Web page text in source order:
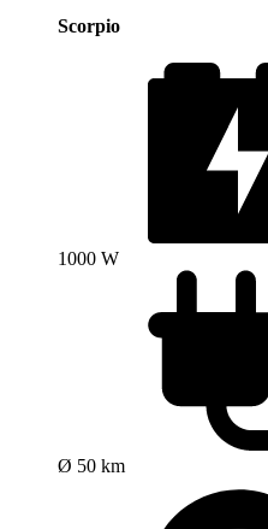
Scorpio
1000 W
Ø 50 km